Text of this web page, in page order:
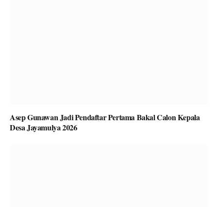
Asep Gunawan Jadi Pendaftar Pertama Bakal Calon Kepala
Desa Jayamulya 2026